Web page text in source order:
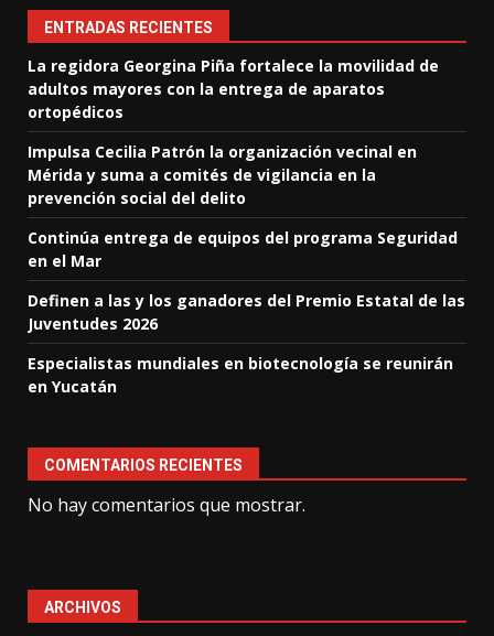
ENTRADAS RECIENTES
La regidora Georgina Piña fortalece la movilidad de
adultos mayores con la entrega de aparatos
ortopédicos
Impulsa Cecilia Patrón la organización vecinal en
Mérida y suma a comités de vigilancia en la
prevención social del delito
Continúa entrega de equipos del programa Seguridad
en el Mar
Definen a las y los ganadores del Premio Estatal de las
Juventudes 2026
Especialistas mundiales en biotecnología se reunirán
en Yucatán
COMENTARIOS RECIENTES
No hay comentarios que mostrar.
ARCHIVOS